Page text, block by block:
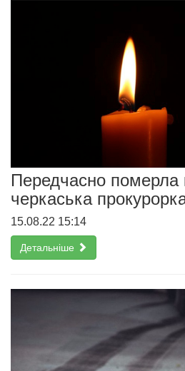
Передчасно померла
черкаська
15.08.22 15:14
Детальніше